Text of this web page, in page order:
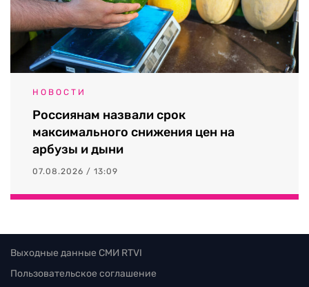
НОВОСТИ
Россиянам назвали срок
максимального снижения цен на
арбузы и дыни
07.08.2026 / 13:09
Выходные данные СМИ RTVI
Пользовательское соглашение